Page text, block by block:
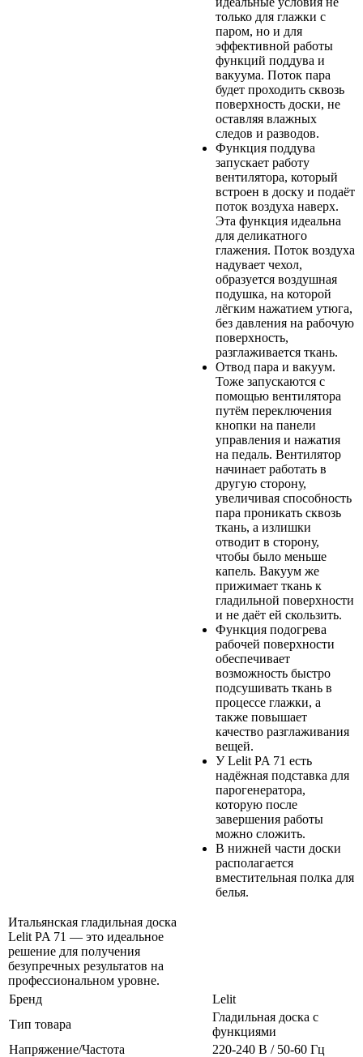
только для глажки с
паром, но и для
эффективной работы
функций поддува и
вакуума. Поток пара
будет проходить сквозь
поверхность доски, не
оставляя влажных
следов и разводов.
Функция поддува
запускает работу
вентилятора, который
встроен в доску и подаёт
поток воздуха наверх.
Эта функция идеальна
для деликатного
глажения. Поток воздуха
надувает чехол,
образуется воздушная
подушка, на которой
лёгким нажатием утюга,
без давления на рабочую
поверхность,
разглаживается ткань.
Отвод пара и вакуум.
Тоже запускаются с
помощью вентилятора
путём переключения
кнопки на панели
управления и нажатия
на педаль. Вентилятор
начинает работать в
другую сторону,
увеличивая способность
пара проникать сквозь
ткань, а излишки
отводит в сторону,
чтобы было меньше
капель. Вакуум же
прижимает ткань к
гладильной поверхности
и не даёт ей скользить.
Функция подогрева
рабочей поверхности
обеспечивает
возможность быстро
подсушивать ткань в
процессе глажки, а
также повышает
качество разглаживания
вещей.
У Lelit PA 71 есть
надёжная подставка для
парогенератора,
которую после
завершения работы
можно сложить.
В нижней части доски
располагается
вместительная полка для
белья.
Итальянская гладильная доска
Lelit PA 71 — это идеальное
решение для получения
безупречных результатов на
профессиональном уровне.
Бренд
Lelit
Тип товара
Гладильная доска с
функциями
Напряжение/Частота
220-240 В / 50-60 Гц